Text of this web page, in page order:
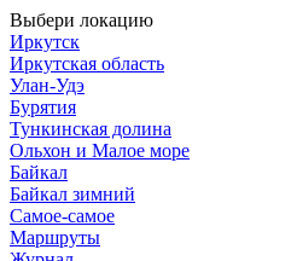
Выбери локацию
Иркутск
Иркутская область
Улан-Удэ
Бурятия
Тункинская долина
Ольхон и Малое море
Байкал
Байкал зимний
Самое-самое
Маршруты